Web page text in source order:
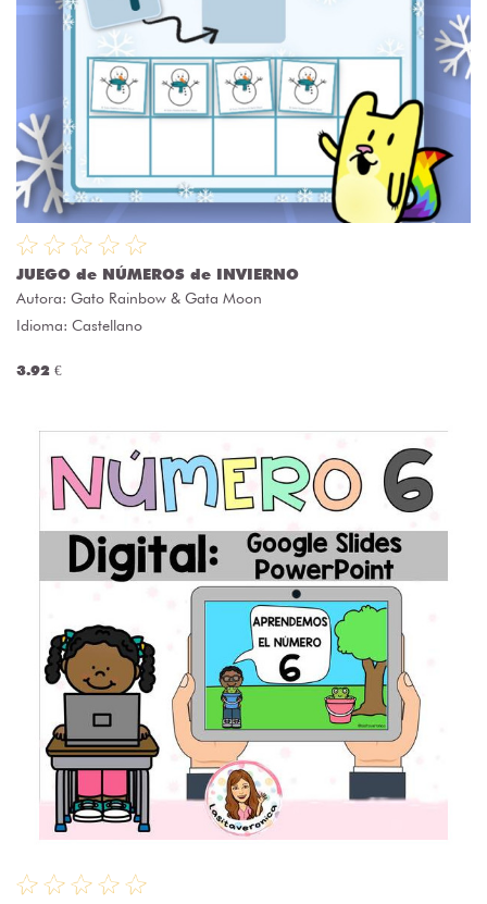
JUEGO de NÚMEROS de INVIERNO
Autora: Gato Rainbow & Gata Moon
Idioma: Castellano
3.92 €